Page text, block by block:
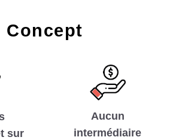
Concept
sur
Aucun
intermédiaire